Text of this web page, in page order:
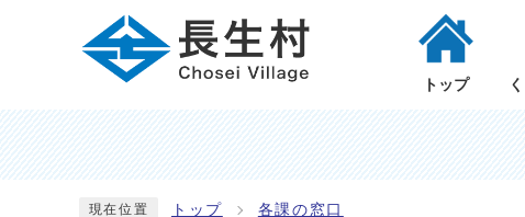
トップ
現在位置 トップ 各課の窓口